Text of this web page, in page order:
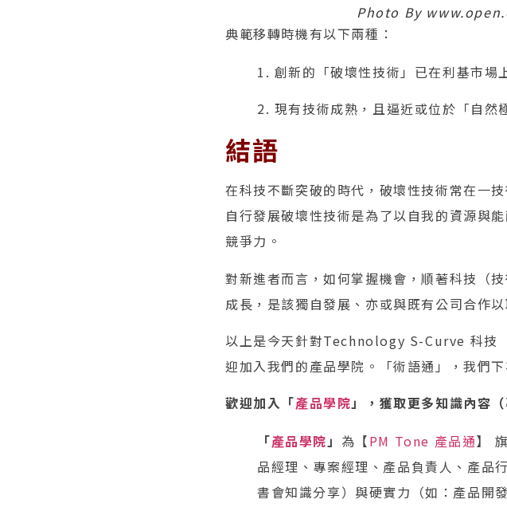
Photo By
典範移轉時機有以下兩種：
1. 創新的「破壞性技術」已在利基市場
2. 現有技術成熟，且逼近或位於「自然
結語
在科技不斷突破的時代，破壞性技術常在一
自行發展破壞性技術是為了以自我的資源與
競爭力。
對新進者而言，如何掌握機會，順著科技（
成長，是該獨自發展、亦或與既有公司合作
以上是今天針對Technology S-Curve 科技
迎加入我們的產品學院。「術語通」，我們下
歡迎加入「產品學院」，獲取更多知識內容（
「產品學院」 為【PM Tone 產品通】
品經理、專案經理、產品負責人、產品
書會知識分享）與硬實力（如：產品開